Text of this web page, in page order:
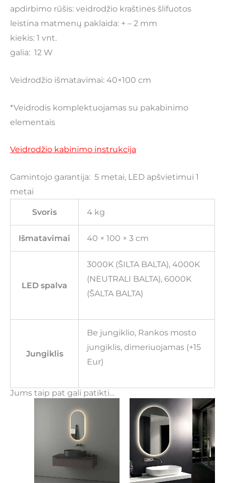
apdirbimo rūšis: veidrodžio kraštinės šlifuotos
leistina matmenų paklaida: + – 2 mm
kiekis: 1 vnt.
galia: 12 W
Veidrodžio išmatavimai: 40×100 cm
*Veidrodis komplektuojamas su pakabinimo
elementais
Veidrodžio kabinimo instrukcija
Gamintojo garantija: 5 metai, LED apšvietimui 1
metai
Svoris 4 kg
Išmatavimai 40 × 100 × 3 cm
LED spalva
3000K (ŠILTA BALTA), 4000K
(NEUTRALI BALTA), 6000K
(ŠALTA BALTA)
Jungiklis
Be jungiklio, Rankos mosto
jungiklis, dimeriuojamas (+15
Eur)
Jums taip pat gali patikti…
Price
range:
This
product
has
multiple
variants.
The